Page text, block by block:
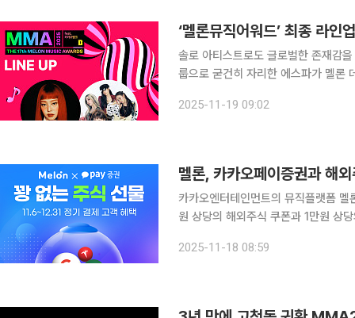
‘멜론뮤직어워드’ 최종 라
솔로 아티스트로도 글로벌한 존재감
룹으로 굳건히 자리한 에스파가 멜론
로구 고척스카이돔에서 열리는 ‘제
2025-11-19 09:02
멜론, 카카오페이증권과 해
카카오엔터테인먼트의 뮤직플랫폼
원 상당의 해외주식 쿠폰과 1만원 상
케이션(앱)에서는 정기결제를 이용중
2025-11-18 08:59